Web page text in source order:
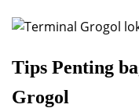
Tips Penting
Grogol